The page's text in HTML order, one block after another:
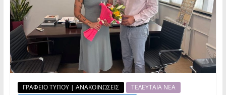
ΓΡΑΦΕΙΟ ΤΥΠΟΥ | ΑΝΑΚΟΙΝΩΣΕΙΣ
ΤΕΛΕΥΤΑΙΑ ΝΕΑ